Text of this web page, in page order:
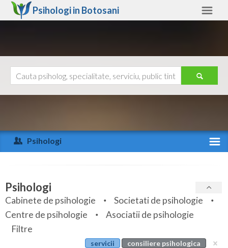
Psihologi in Botosani
Arad
Arges
Bihor
Bistrita-Nasaud
Botosani
Ajutor
Psihologi
Specialitati
Servicii
Articole
Psihologi
Cabinete de psihologie
Societati de psihologie
Centre de psihologie
Asociatii de psihologie
Filtre
servicii
consiliere psihologica